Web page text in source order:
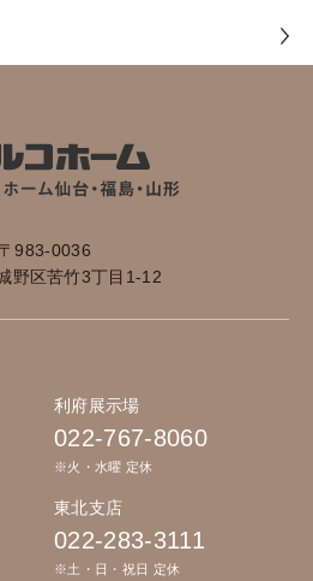
〒983-0036
野区苦竹3丁目1-12
利府展示場
022-767-8060
※火・水曜 定休
東北支店
022-283-3111
※土・日・祝日 定休